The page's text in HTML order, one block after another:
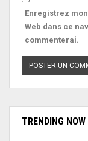
Enregistrez
Web dans ce
commenterai.
TRENDING NOW